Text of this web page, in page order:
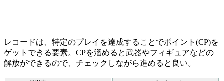
レコードは、特定のプレイを達成することでポイント(CP)を
ゲットできる要素。CPを溜めると武器やフィギュアなどの
解放ができるので、チェックしながら進めると良い。